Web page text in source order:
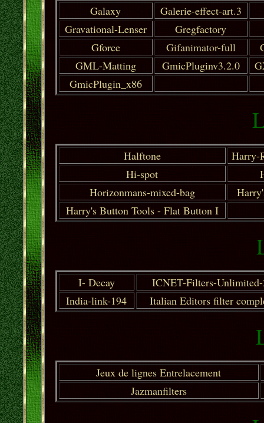
Galaxy
Galerie-effect-art.3
Gravational-Lenser
Gregfactory
Gforce
Gifanimator-full
GML-Matting
GmicPluginv3.2.0
GmicPlugin_x86
Halftone
Harry-
Hi-spot
Horizonmans-mixed-bag
Harry's Button Tools - Flat Button I
I- Decay
ICNET-Filters-
India-link-194
Italian Editors filter
Jeux de lignes Entrelacement
Jazmanfilters